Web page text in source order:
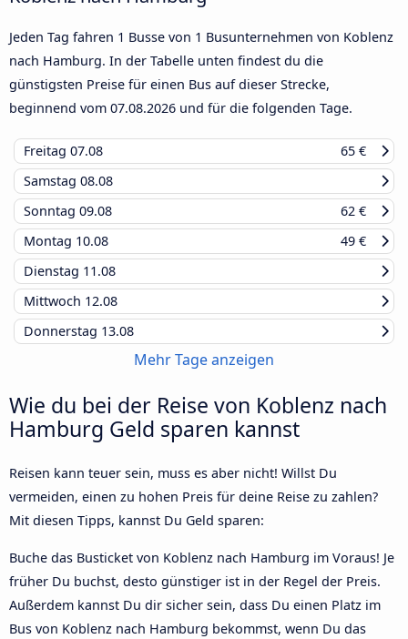
Jeden Tag fahren 1 Busse von 1 Busunternehmen von Koblenz
nach Hamburg. In der Tabelle unten findest du die
günstigsten Preise für einen Bus auf dieser Strecke,
beginnend vom 07.08.2026 und für die folgenden Tage.
Freitag 07.08
65 €
Samstag 08.08
Sonntag 09.08
62 €
Montag 10.08
49 €
Dienstag 11.08
Mittwoch 12.08
Donnerstag 13.08
Mehr Tage anzeigen
Wie du bei der Reise von Koblenz nach
Hamburg Geld sparen kannst
Reisen kann teuer sein, muss es aber nicht! Willst Du
vermeiden, einen zu hohen Preis für deine Reise zu zahlen?
Mit diesen Tipps, kannst Du Geld sparen:
Buche das Busticket von Koblenz nach Hamburg im Voraus! Je
früher Du buchst, desto günstiger ist in der Regel der Preis.
Außerdem kannst Du dir sicher sein, dass Du einen Platz im
Bus von Koblenz nach Hamburg bekommst, wenn Du das